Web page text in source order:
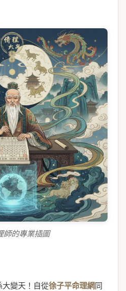
師的專業插圖
變天！自從徐子平命理網同